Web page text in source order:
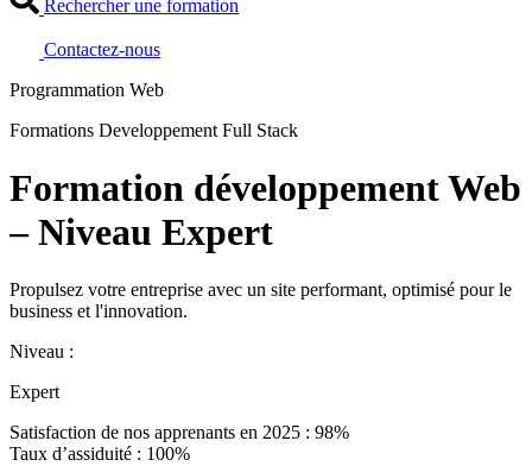
Rechercher une formation
Contactez-nous
Programmation Web
Formations Developpement Full Stack
Formation développement Web
– Niveau Expert
Propulsez votre entreprise avec un site performant, optimisé pour le
business et l'innovation.
Niveau :
Expert
Satisfaction de nos apprenants en 2025 : 98%
Taux d’assiduité : 100%